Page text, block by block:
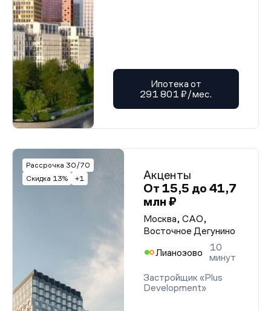
Ипотека от
291 801 ₽/мес.
Рассрочка 30/70
Скидка 13%
+1
Акценты
От 15,5 до 41,7
млн ₽
Москва, САО,
Восточное Дегунино
Лианозово
10
минут
Застройщик «Plus
Development»